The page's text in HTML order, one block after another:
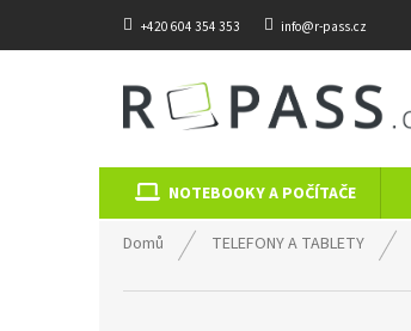
+420 604 354 353 info@r-pass.cz
NOTEBOOKY A POČÍTAČE
Domů TELEFONY A TABLETY